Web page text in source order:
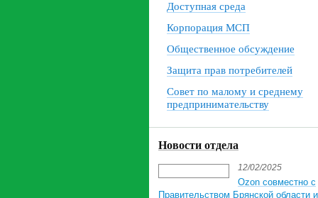
Доступная среда
Корпорация МСП
Общественное обсуждение
Защита прав потребителей
Совет по малому и среднему
предпринимательству
Новости отдела
12/02/2025
Ozon совместно с
Правительством Брянской области и